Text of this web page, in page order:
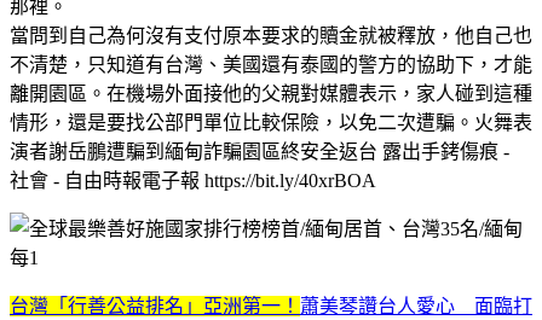
那裡。
當問到自己為何沒有支付原本要求的贖金就被釋放，他自己也
不清楚，只知道有台灣、美國還有泰國的警方的協助下，才能
離開園區。在機場外面接他的父親對媒體表示，家人碰到這種
情形，還是要找公部門單位比較保險，以免二次遭騙。火舞表
演者謝岳鵬遭騙到緬甸詐騙園區終安全返台 露出手銬傷痕 -
社會 - 自由時報電子報 https://bit.ly/40xrBOA
台灣「行善公益排名」亞洲第一！ 蕭美琴讚台人愛心 面臨打